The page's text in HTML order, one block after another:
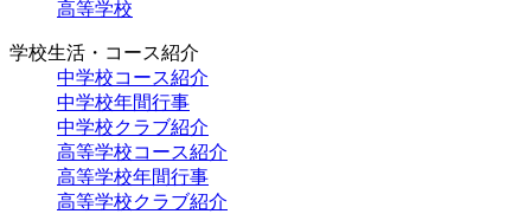
高等学校
学校生活・コース紹介
中学校コース紹介
中学校年間行事
中学校クラブ紹介
高等学校コース紹介
高等学校年間行事
高等学校クラブ紹介